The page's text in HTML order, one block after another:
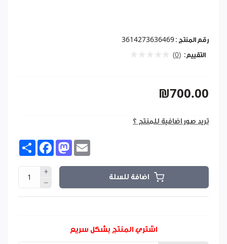
رقم المنتج : 3614273636469
التقييم: (0)
₪700.00
تريد صور اضافية للمنتج ؟
Share FacebookMastodon
اضافة للسلة
اشتري المنتج بشكل سريع